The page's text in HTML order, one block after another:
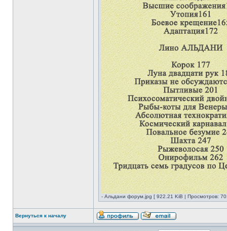
- Альдани форум.jpg [ 922.21 KiB | Просмотров:
Вернуться к началу